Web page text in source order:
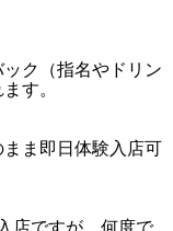
ク（指名やドリン
す。
ま即日体験入店可
店ですが、何度で